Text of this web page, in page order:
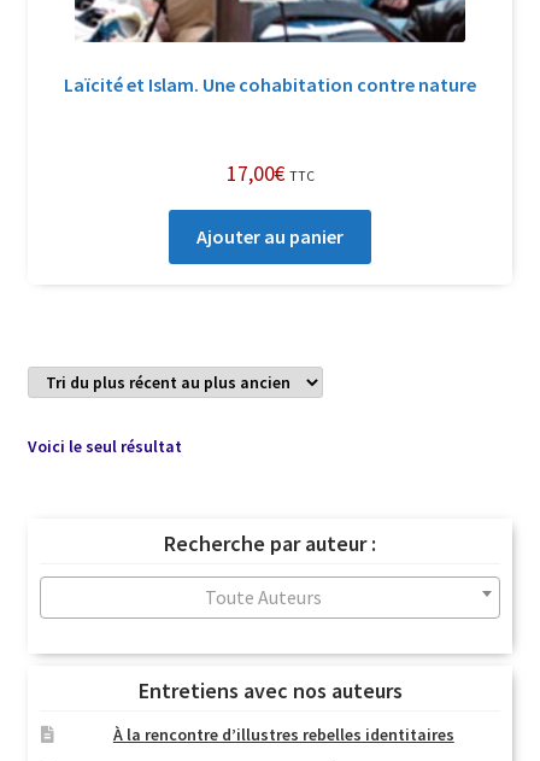
Laïcité et Islam. Une cohabitation contre nature
17,00€ TTC
Ajouter au panier
Voici le seul résultat
Recherche par auteur :
Toute Auteurs
Entretiens avec nos auteurs
À la rencontre d’illustres rebelles identitaires